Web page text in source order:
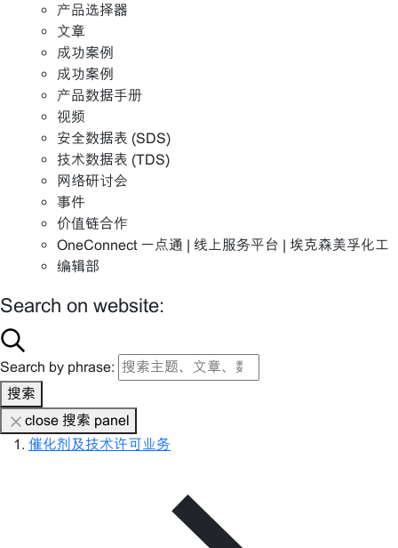
产品选择器
文章
成功案例
成功案例
产品数据手册
视频
安全数据表 (SDS)
技术数据表 (TDS)
网络研讨会
事件
价值链合作
OneConnect 一点通 | 线上服务平台 | 埃克森美孚化工
编辑部
Search on website:
Search by phrase:
搜索
close 搜索 panel
催化剂及技术许可业务